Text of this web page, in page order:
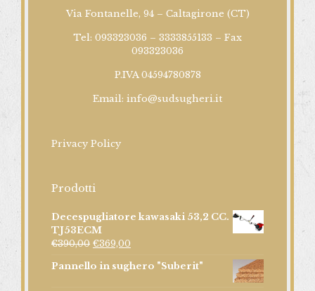
Via Fontanelle, 94 – Caltagirone (CT)
Tel: 093323036 – 3333855133 – Fax
093323036
P.IVA 04594780878
Email: info@sudsugheri.it
Privacy Policy
Prodotti
Decespugliatore kawasaki 53,2 CC.
TJ53ECM
€390,00 €369,00
Pannello in sughero "Suberit"